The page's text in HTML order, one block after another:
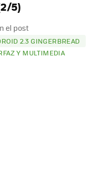
5)
el post
2.3 GINGERBREAD
Y MULTIMEDIA